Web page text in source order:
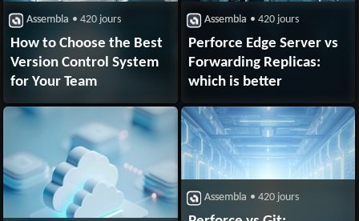
Assembla • 420 jours
How to Choose the Best
Version Control System
for Your Team
Assembla • 420 jours
Perforce Edge Server vs
Forwarding Replicas:
which is better
Assembla • 420 jours